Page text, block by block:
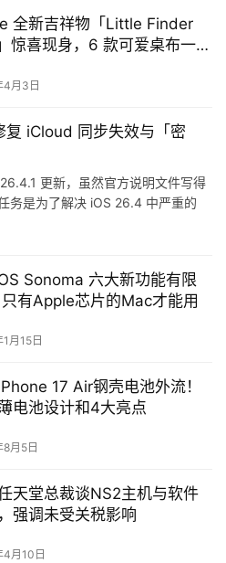
全新吉祥物「Little Finder
惊喜现身，6 款可爱桌布一次
4月3日
复 iCloud 同步失效与「密
更新，虽然官方说明文件写得
务是为了解决 iOS 26.4 中严重的
Sonoma 六大新功能有限
有Apple芯片的Mac才能用
月15日
17 Air钢壳电池外流！
电池设计和4大亮点
月5日
天堂总裁谈NS2主机与软件
强调未受关税影响
月10日